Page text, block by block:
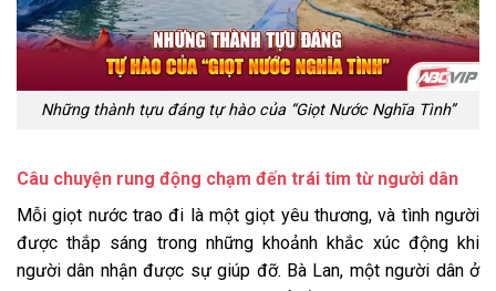
Những thành tựu đáng tự hào của “Giọt Nước Nghĩa Tình”
Câu chuyện rung động chạm đến trái tim từ người dân
Mỗi giọt nước trao đi là một giọt yêu thương, và tình người
được thắp sáng trong những khoảnh khắc xúc động khi
người dân nhận được sự giúp đỡ. Bà Lan, một người dân ở